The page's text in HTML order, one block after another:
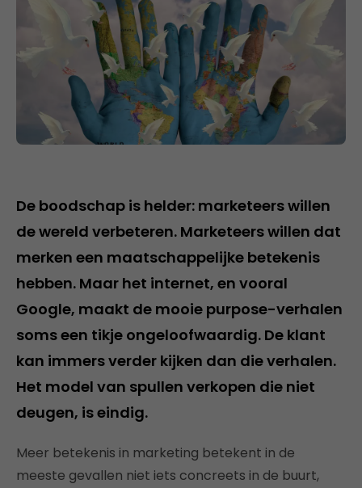
De boodschap is helder: marketeers willen
de wereld verbeteren. Marketeers willen dat
merken een maatschappelijke betekenis
hebben. Maar het internet, en vooral
Google, maakt de mooie purpose-verhalen
soms een tikje ongeloofwaardig. De klant
kan immers verder kijken dan die verhalen.
Het model van spullen verkopen die niet
deugen, is eindig.
Meer betekenis in marketing betekent in de
meeste gevallen niet iets concreets in de buurt,